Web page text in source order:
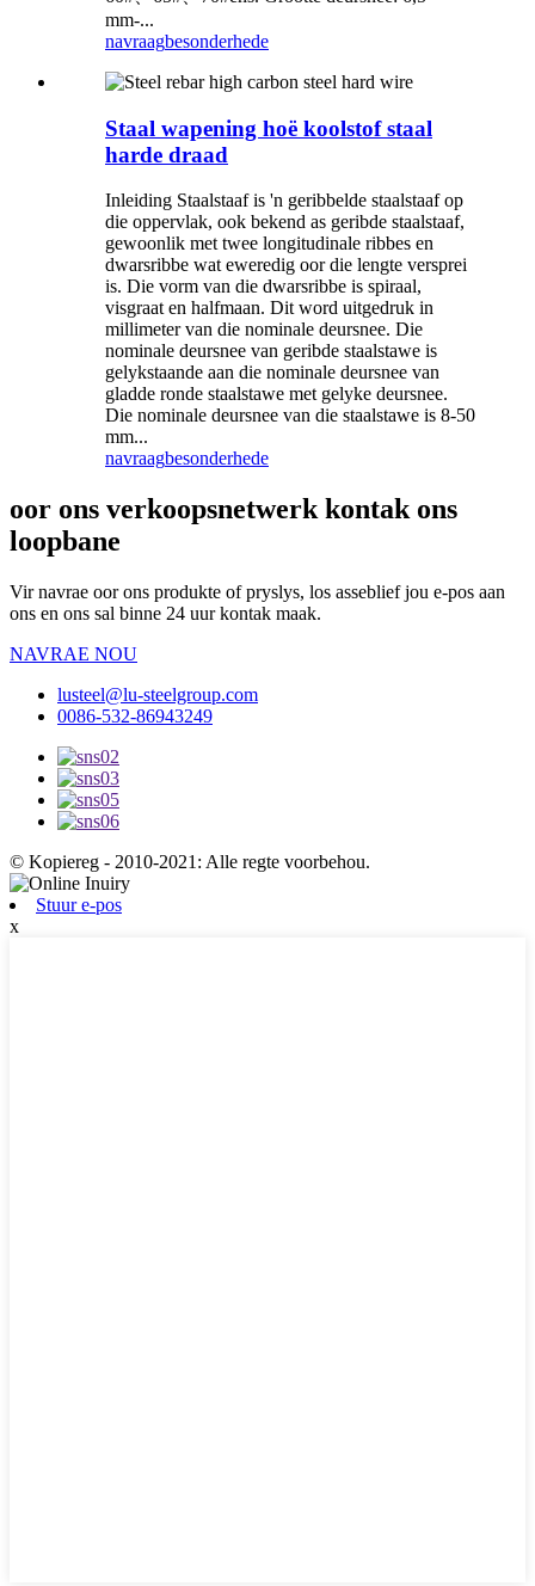
mm-...
navraagbesonderhede
Staal wapening hoë koolstof staal
harde draad
Inleiding Staalstaaf is 'n geribbelde staalstaaf op
die oppervlak, ook bekend as geribde staalstaaf,
gewoonlik met twee longitudinale ribbes en
dwarsribbe wat eweredig oor die lengte versprei
is. Die vorm van die dwarsribbe is spiraal,
visgraat en halfmaan. Dit word uitgedruk in
millimeter van die nominale deursnee. Die
nominale deursnee van geribde staalstawe is
gelykstaande aan die nominale deursnee van
gladde ronde staalstawe met gelyke deursnee.
Die nominale deursnee van die staalstawe is 8-50
mm...
navraagbesonderhede
oor ons verkoopsnetwerk kontak ons ​​
loopbane
Vir navrae oor ons produkte of pryslys, los asseblief jou e-pos aan
ons en ons sal binne 24 uur kontak maak.
NAVRAE NOU
lusteel@lu-steelgroup.com
0086-532-86943249
© Kopiereg - 2010-2021: Alle regte voorbehou.
Stuur e-pos
x